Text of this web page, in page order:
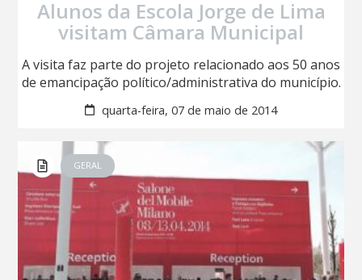
Alunos da Escola Jorge de Lima
visitam Câmara Municipal
A visita faz parte do projeto relacionado aos 50 anos
de emancipação político/administrativa do município.
quarta-feira, 07 de maio de 2014
GERAL